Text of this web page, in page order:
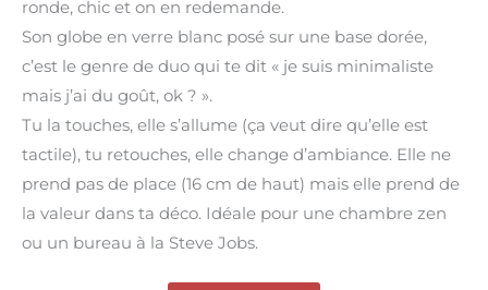
ronde, chic et on en redemande.
Son globe en verre blanc posé sur une base dorée,
c’est le genre de duo qui te dit « je suis minimaliste
mais j’ai du goût, ok ? ».
Tu la touches, elle s’allume (ça veut dire qu’elle est
tactile), tu retouches, elle change d’ambiance. Elle ne
prend pas de place (16 cm de haut) mais elle prend de
la valeur dans ta déco. Idéale pour une chambre zen
ou un bureau à la Steve Jobs.